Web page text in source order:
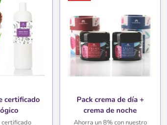
certificado
certificado
Pack crema de día +
crema de noche
Ahorra un 8% con nuestro